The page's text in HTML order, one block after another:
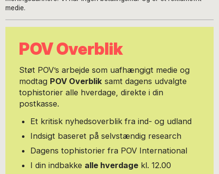
medie.
POV Overblik
Støt POV’s arbejde som uafhængigt medie og
modtag POV Overblik samt dagens udvalgte
tophistorier alle hverdage, direkte i din
postkasse.
Et kritisk nyhedsoverblik fra ind- og udland
Indsigt baseret på selvstændig research
Dagens tophistorier fra POV International
I din indbakke alle hverdage kl. 12.00